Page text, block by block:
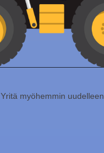
Yritä myöhemmin uudelleen.